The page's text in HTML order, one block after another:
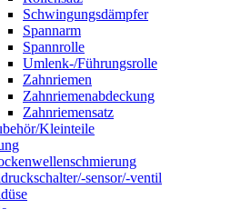
Schwingungsdämpfer
Spannarm
Spannrolle
Umlenk-/Führungsrolle
Zahnriemen
Zahnriemenabdeckung
Zahnriemensatz
Kleinteile
sensor/-ventil